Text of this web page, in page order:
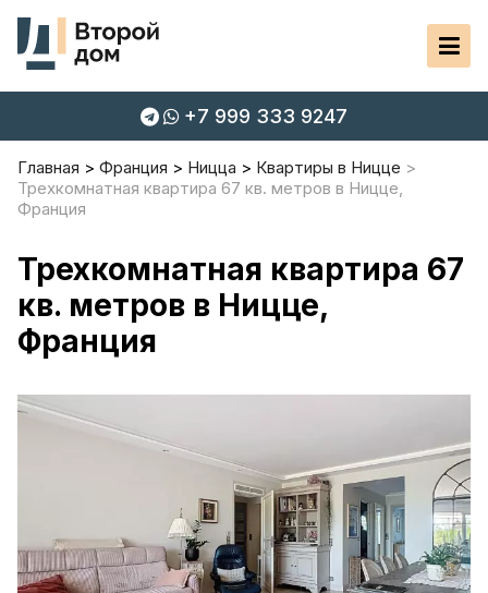
+7 999 333 9247
Главная Франция Ницца
Квартиры в Ницце
Трехкомнатная квартира 67 кв. метров в Ницце,
Франция
Трехкомнатная квартира 67
кв. метров в Ницце,
Франция